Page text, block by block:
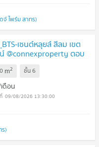
จ์ ไพร์ม สาทร)
เซนต์หลุยส์ สีลม เขต
@connexproperty ตอบ
m2 ชั้น6
ดือน
09/08/2026 13:30:00
)